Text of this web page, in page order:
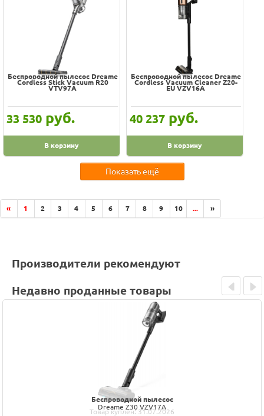
Беспроводной пылесос Dreame
Cordless Stick Vacuum R20
VTV97A
33 530 руб.
В корзину
Беспроводной пылесос Dreame
Cordless Vacuum Cleaner Z20-
EU VZV16A
40 237 руб.
В корзину
Показать ещё
« 1 2 3 4 5 6 7 8 9 10 ... »
Производители рекомендуют
Недавно проданные товары
Пылесос
Blackton Bt VCA1401B Black-Orange
Товар куплен: 29.07.2026
Prev Next